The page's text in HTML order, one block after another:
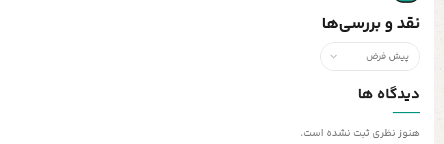
نقد و بررسی‌ها
دیدگاه ها
هنوز نظری ثبت نشده است.